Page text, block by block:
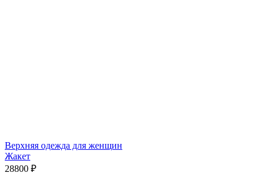
Верхняя одежда для женщин
Жакет
28800 ₽